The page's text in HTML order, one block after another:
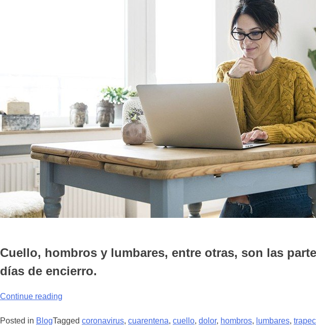
Cuello, hombros y lumbares, entre otras, son las
días de encierro.
Continue reading
cuerpo
Posted in BlogTagged coronavirus, cuarentena, cuello, dolor, hombros, lumbares,